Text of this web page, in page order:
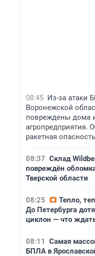
08:45 Из-за атаки
Воронежской
повреждены дома
агропредприятия.
ракетная опасность
08:37 Склад
повреждён
Тверской области
08:25
Тепло,
До Петербурга
циклон — что
08:11
Самая
БПЛА в